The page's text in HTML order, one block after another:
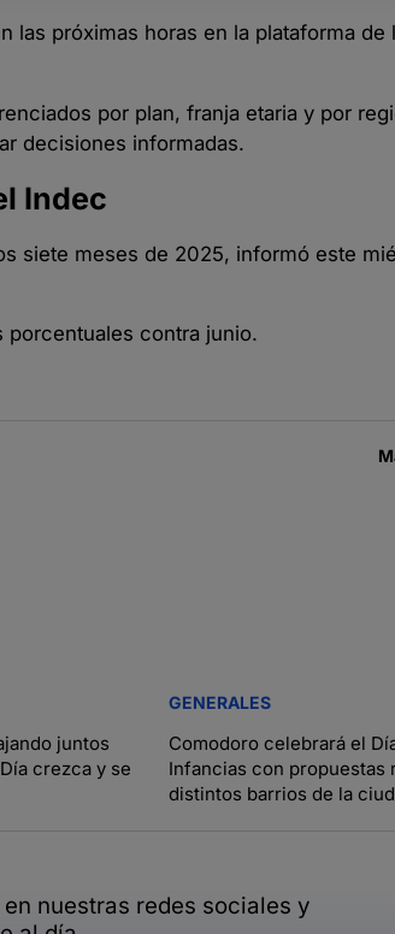
las próximas horas en la plataforma de
por plan, franja etaria y por
decisiones informadas.
Indec
siete meses de 2025, informó este
contra junio.
juntos
crezca y se
GENERALES
Comodoro celebrará el
Infancias con propuestas
distintos barrios de la
en nuestras redes sociales y